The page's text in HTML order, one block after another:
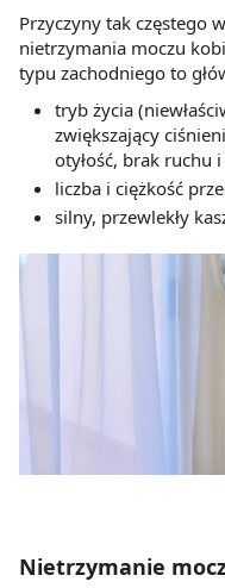
Przyczyny tak częstego
nietrzymania moczu
typu zachodniego to
tryb życia
zwiększający
otyłość, brak ruchu
liczba i ciężkość
silny, przewlekły
Nietrzymanie